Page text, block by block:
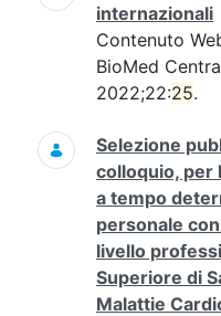
internazionali
Contenuto
BioMed
2022;22:25.
Selezione
colloquio, per
a tempo
personale
livello
Superiore di
Malattie